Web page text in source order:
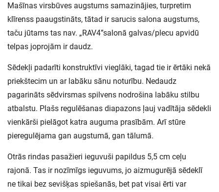
Mašīnas virsbūves augstums samazinājies, turpretim
klīrenss paaugstināts, tātad ir sarucis salona augstums,
taču jūtams tas nav. „RAV4”salonā galvas/plecu apvidū
telpas joprojām ir daudz.
Sēdekļi padarīti konstruktīvi vieglāki, tagad tie ir ērtāki nekā
priekštecim un ar labāku sānu noturību. Nedaudz
pagarināts sēdvirsmas spilvens nodrošina labāku stilbu
atbalstu. Plašs regulēšanas diapazons ļauj vadītāja sēdekli
vienkārši pielāgot katra auguma prasībām. Arī stūre
pieregulējama gan augstumā, gan tālumā.
Otrās rindas pasažieri ieguvuši papildus 5,5 cm ceļu
rajonā. Tas ir nozīmīgs ieguvums, jo aizmugurējā sēdeklī
ne tikai bez sevišķas spiešanās, bet pat visai ērti var